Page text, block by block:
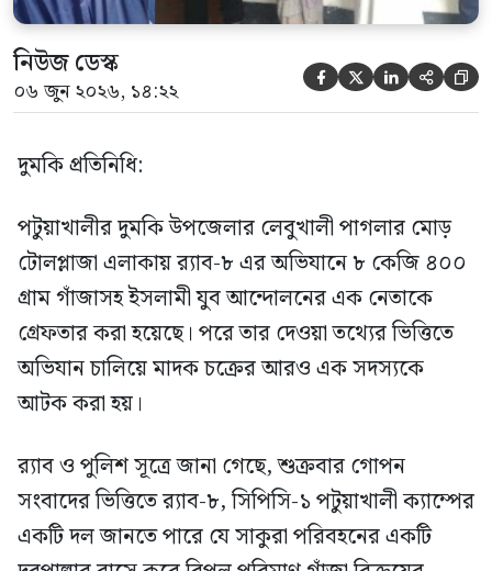
নিউজ ডেস্ক
০৬ জুন ২০২৬, ১৪:২২     
দুমকি প্রতিনিধি:
পটুয়াখালীর দুমকি উপজেলার লেবুখালী পাগলার মোড়
টোলপ্লাজা এলাকায় র‍্যাব-৮ এর অভিযানে ৮ কেজি ৪০০
গ্রাম গাঁজাসহ ইসলামী যুব আন্দোলনের এক নেতাকে
গ্রেফতার করা হয়েছে। পরে তার দেওয়া তথ্যের ভিত্তিতে
অভিযান চালিয়ে মাদক চক্রের আরও এক সদস্যকে
আটক করা হয়।
র‍্যাব ও পুলিশ সূত্রে জানা গেছে, শুক্রবার গোপন
সংবাদের ভিত্তিতে র‍্যাব-৮, সিপিসি-১ পটুয়াখালী ক্যাম্পের
একটি দল জানতে পারে যে সাকুরা পরিবহনের একটি